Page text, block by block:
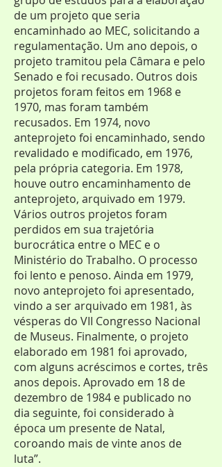
de um projeto que seria
encaminhado ao MEC, solicitando a
regulamentação. Um ano depois, o
projeto tramitou pela Câmara e pelo
Senado e foi recusado. Outros dois
projetos foram feitos em 1968 e
1970, mas foram também
recusados. Em 1974, novo
anteprojeto foi encaminhado, sendo
revalidado e modificado, em 1976,
pela própria categoria. Em 1978,
houve outro encaminhamento de
anteprojeto, arquivado em 1979.
Vários outros projetos foram
perdidos em sua trajetória
burocrática entre o MEC e o
Ministério do Trabalho. O processo
foi lento e penoso. Ainda em 1979,
novo anteprojeto foi apresentado,
vindo a ser arquivado em 1981, às
vésperas do VII Congresso Nacional
de Museus. Finalmente, o projeto
elaborado em 1981 foi aprovado,
com alguns acréscimos e cortes, três
anos depois. Aprovado em 18 de
dezembro de 1984 e publicado no
dia seguinte, foi considerado à
época um presente de Natal,
coroando mais de vinte anos de
luta”.